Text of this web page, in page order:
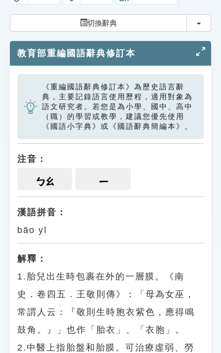
索引選單
單字索引
生命大百科索引
遊戲專區
教學應用
貓頭鷹博士
切換辭典 切換
教育部重編國語辭典修訂本
《重編國語辭典修訂本》為歷史語言辭
典，主要記錄語言使用歷程，適用對象為
語文研究者。若您是為小學、國中、高中
（職）的學習或教學，建議您優先使用
《國語小字典》或《國語辭典簡編本》。
注音：
ㄅㄠ ㄧ
漢語拼音：
bāo yī
解釋：
1.胎兒出生時包裹在外的一層膜。《南
史．卷四五．王敬則傳》：「母為女巫，
常謂人云：『敬則生時胞衣紫色，應得鳴
鼓角。』」也作「胎衣」、「衣胞」。
2.中醫上指胎盤和胎膜。可治療虛弱、勞